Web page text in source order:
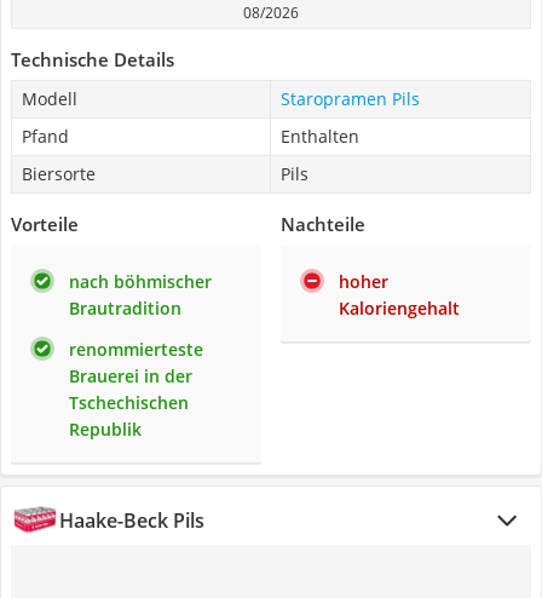
08/2026
Technische Details
Modell
Staropramen Pils
Pfand
Enthalten
Biersorte
Pils
Vorteile
nach böhmischer
Brautradition
renommierteste
Brauerei in der
Tschechischen
Republik
Nachteile
hoher
Kaloriengehalt
Haake-Beck Pils